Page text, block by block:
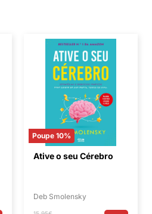
Poupe 10%
Ative o seu Cérebro
Deb Smolensky